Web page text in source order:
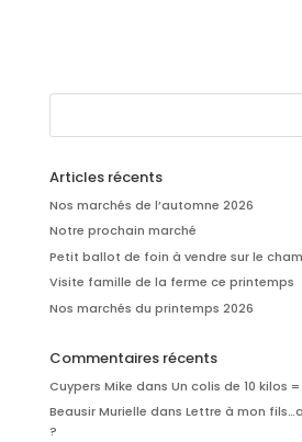
Articles récents
Nos marchés de l’automne 2026
Notre prochain marché
Petit ballot de foin à vendre sur le
Visite famille de la ferme ce printemps
Nos marchés du printemps 2026
Commentaires récents
Cuypers Mike dans Un colis de 10 kilos
Beausir Murielle dans Lettre à mon
?